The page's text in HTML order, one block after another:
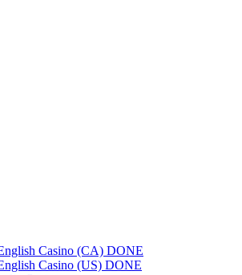
Casino (CA) DONE
Casino (US) DONE